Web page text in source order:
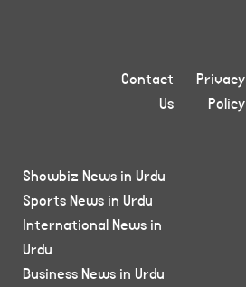
Privacy
Policy
Contact
Us
Showbiz News in Urdu
Sports News in Urdu
International News in
Urdu
Business News in Urdu